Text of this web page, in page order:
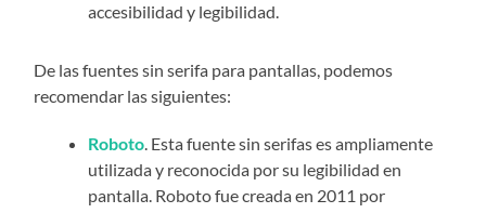
accesibilidad y legibilidad.
De las fuentes sin serifa para pantallas, podemos
recomendar las siguientes:
Roboto. Esta fuente sin serifas es ampliamente
utilizada y reconocida por su legibilidad en
pantalla. Roboto fue creada en 2011 por